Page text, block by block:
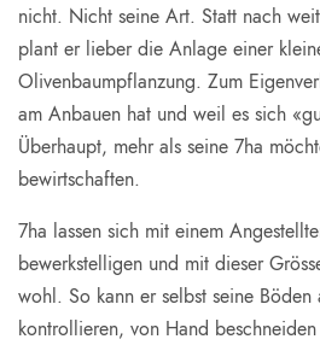
nicht. Nicht seine Art. Statt nach
plant er lieber die Anlage einer
Olivenbaumpflanzung. Zum
am Anbauen hat und weil es sich
Überhaupt, mehr als seine 7ha
bewirtschaften.
7ha lassen sich mit einem
bewerkstelligen und mit dieser
wohl. So kann er selbst seine
kontrollieren, von Hand